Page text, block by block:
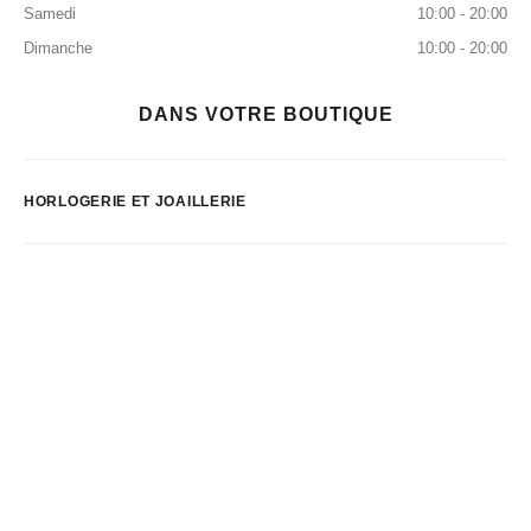
Samedi
10:00 - 20:00
Dimanche
10:00 - 20:00
DANS VOTRE BOUTIQUE
HORLOGERIE ET JOAILLERIE